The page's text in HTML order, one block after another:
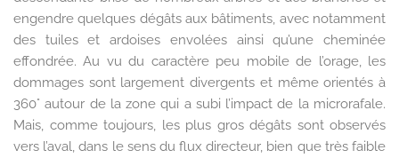
engendre quelques dégâts aux bâtiments, avec notamment
des tuiles et ardoises envolées ainsi qu’une cheminée
effondrée. Au vu du caractère peu mobile de l’orage, les
dommages sont largement divergents et même orientés à
360° autour de la zone qui a subi l’impact de la microrafale.
Mais, comme toujours, les plus gros dégâts sont observés
vers l’aval, dans le sens du flux directeur, bien que très faible